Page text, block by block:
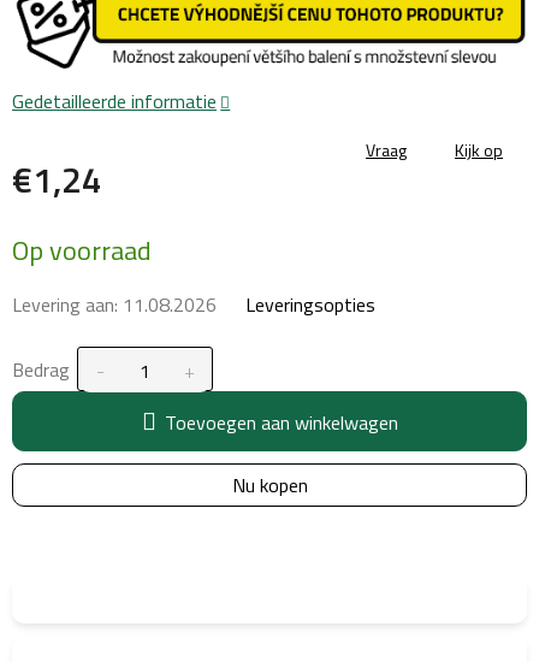
€1,24
prijs:
Op voorraad
Levering aan: 11.08.2026 Leveringsopties
Bedrag
Toevoegen aan winkelwagen
Nu kopen
Gedetailleerde informatie
Vraag Kijk op